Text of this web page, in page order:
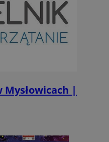
Mysłowicach |